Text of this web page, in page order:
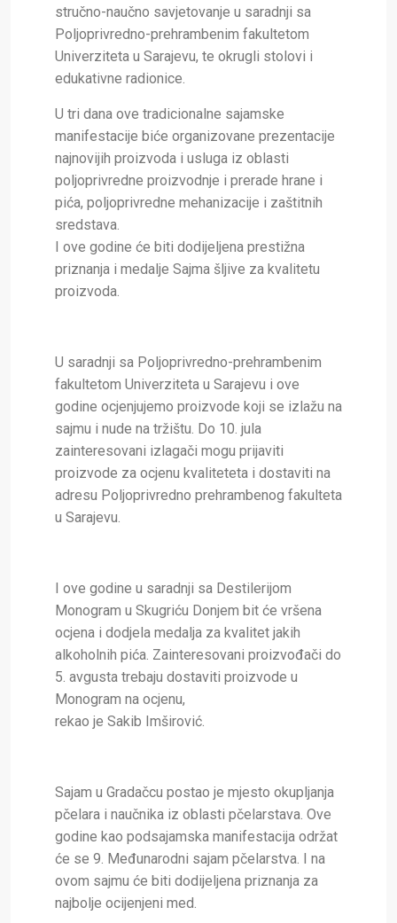
stručno-naučno savjetovanje u saradnji sa
Poljoprivredno-prehrambenim fakultetom
Univerziteta u Sarajevu, te okrugli stolovi i
edukativne radionice.
U tri dana ove tradicionalne sajamske
manifestacije biće organizovane prezentacije
najnovijih proizvoda i usluga iz oblasti
poljoprivredne proizvodnje i prerade hrane i
pića, poljoprivredne mehanizacije i zaštitnih
sredstava.
I ove godine će biti dodijeljena prestižna
priznanja i medalje Sajma šljive za kvalitetu
proizvoda.
U saradnji sa Poljoprivredno-prehrambenim
fakultetom Univerziteta u Sarajevu i ove
godine ocjenjujemo proizvode koji se izlažu na
sajmu i nude na tržištu. Do 10. jula
zainteresovani izlagači mogu prijaviti
proizvode za ocjenu kvaliteteta i dostaviti na
adresu Poljoprivredno prehrambenog fakulteta
u Sarajevu.
I ove godine u saradnji sa Destilerijom
Monogram u Skugriću Donjem bit će vršena
ocjena i dodjela medalja za kvalitet jakih
alkoholnih pića. Zainteresovani proizvođači do
5. avgusta trebaju dostaviti proizvode u
Monogram na ocjenu,
rekao je Sakib Imširović.
Sajam u Gradačcu postao je mjesto okupljanja
pčelara i naučnika iz oblasti pčelarstava. Ove
godine kao podsajamska manifestacija održat
će se 9. Međunarodni sajam pčelarstva. I na
ovom sajmu će biti dodijeljena priznanja za
najbolje ocijenjeni med.